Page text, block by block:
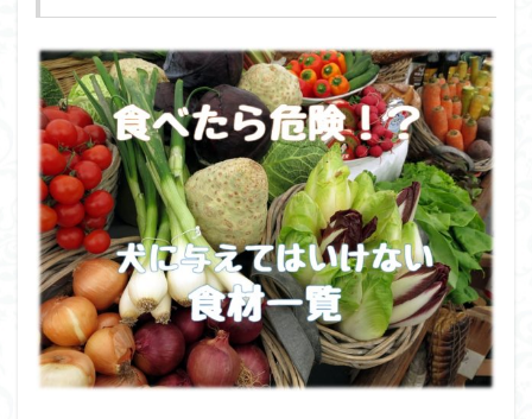
べ物
材）
につ
いて
1.1
犬が
食べ
させ
ては
いけ
ない
果物
類